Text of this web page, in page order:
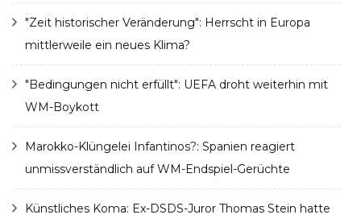
"Zeit historischer Veränderung": Herrscht in Europa
mittlerweile ein neues Klima?
"Bedingungen nicht erfüllt": UEFA droht weiterhin mit
WM-Boykott
Marokko-Klüngelei Infantinos?: Spanien reagiert
unmissverständlich auf WM-Endspiel-Gerüchte
Künstliches Koma: Ex-DSDS-Juror Thomas Stein hatte